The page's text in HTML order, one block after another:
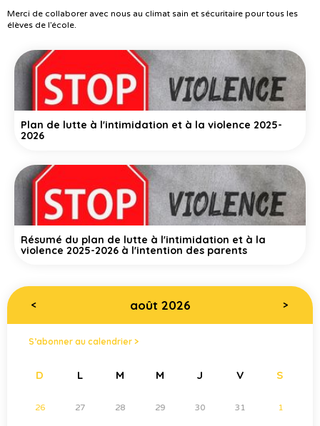
Merci de collaborer avec nous au climat sain et sécuritaire pour tous les
élèves de l’école.
Plan de lutte à l'intimidation et à la violence 2025-
2026
Résumé du plan de lutte à l'intimidation et à la
violence 2025-2026 à l'intention des parents
< août 2026 >
S’abonner au calendrier >
D L M M J V S
26 27 28 29 30 31 1